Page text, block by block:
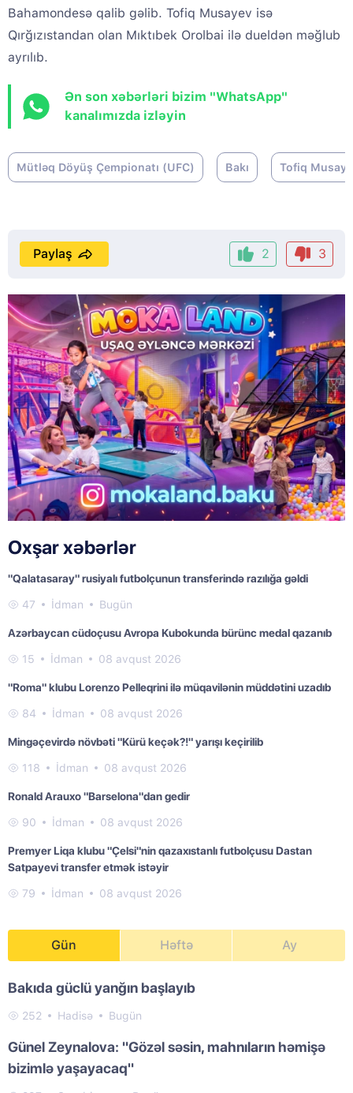
Bahamondesə qalib gəlib. Tofiq Musayev isə
Qırğızıstandan olan Mıktıbek Orolbai ilə dueldən məğlub
ayrılıb.
Ən son xəbərləri bizim "WhatsApp"
kanalımızda izləyin
Mütləq Döyüş Çempionatı (UFC) Bakı Tofiq
2 3
Paylaş
Oxşar xəbərlər
"Qalatasaray" rusiyalı futbolçunun transferində razılığa gəldi
47 İdman Bugün
Azərbaycan cüdoçusu Avropa Kubokunda bürünc medal qazanıb
15 İdman 08 avqust 2026
"Roma" klubu Lorenzo Pelleqrini ilə müqavilənin müddətini uzadıb
84 İdman 08 avqust 2026
Mingəçevirdə növbəti "Kürü keçək?!" yarışı keçirilib
118 İdman 08 avqust 2026
Ronald Arauxo "Barselona"dan gedir
90 İdman 08 avqust 2026
Premyer Liqa klubu "Çelsi"nin qazaxıstanlı futbolçusu Dastan
Satpayevi transfer etmək istəyir
79 İdman 08 avqust 2026
Gün Həftə Ay
Bakıda güclü yanğın başlayıb
252 Hadisə Bugün
Günel Zeynalova: "Gözəl səsin, mahnıların həmişə
bizimlə yaşayacaq"